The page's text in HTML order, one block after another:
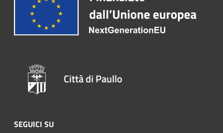
Città di Paullo
SEGUICI SU